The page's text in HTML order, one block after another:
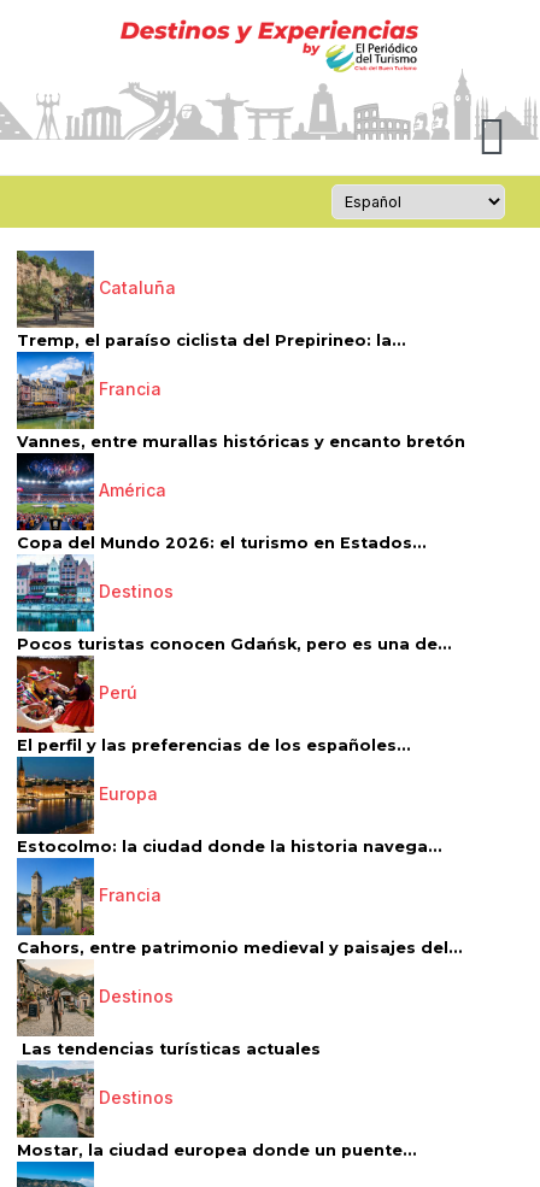
Cataluña
Tremp, el paraíso ciclista del Prepirineo: la...
Francia
Vannes, entre murallas históricas y encanto bretón
América
Copa del Mundo 2026: el turismo en Estados...
Destinos
Pocos turistas conocen Gdańsk, pero es una de...
Perú
El perfil y las preferencias de los españoles...
Europa
Estocolmo: la ciudad donde la historia navega...
Francia
Cahors, entre patrimonio medieval y paisajes del...
Destinos
Las tendencias turísticas actuales
Destinos
Mostar, la ciudad europea donde un puente...